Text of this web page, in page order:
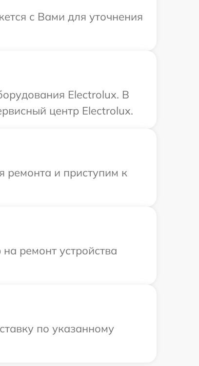
с Вами для уточнения
Electrolux. В
центр Electrolux.
ремонта и приступим к
ремонт устройства
по указанному